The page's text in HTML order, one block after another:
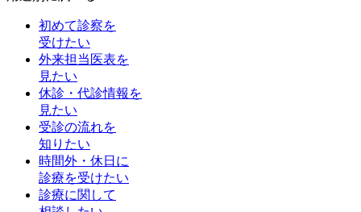
初めて診察を
受けたい
外来担当医表を
見たい
休診・代診情報を
見たい
受診の流れを
知りたい
時間外・休日に
診療を受けたい
診療に関して